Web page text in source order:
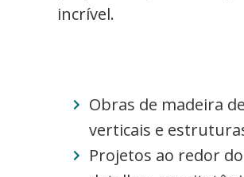
incrível.
Obras de madeira
verticais e
Projetos ao redor